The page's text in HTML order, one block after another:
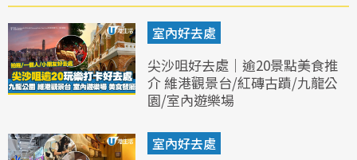
室內好去處
尖沙咀好去處｜逾20景點美食推
介 維港觀景台/紅磚古蹟/九龍公
園/室內遊樂場
室內好去處